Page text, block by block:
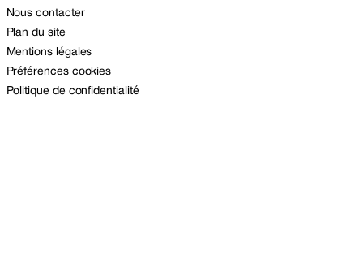
Nous contacter
Plan du site
Mentions légales
Préférences cookies
Politique de confidentialité